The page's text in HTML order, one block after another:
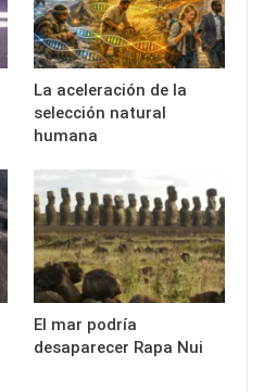
La aceleración de la
selección natural
humana
El mar podría
desaparecer Rapa Nui